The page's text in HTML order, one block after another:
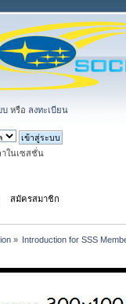
บ หรือ ลงทะเบียน
าในเซสชั่น
สมัครสมาชิก
» Introduction for SSS